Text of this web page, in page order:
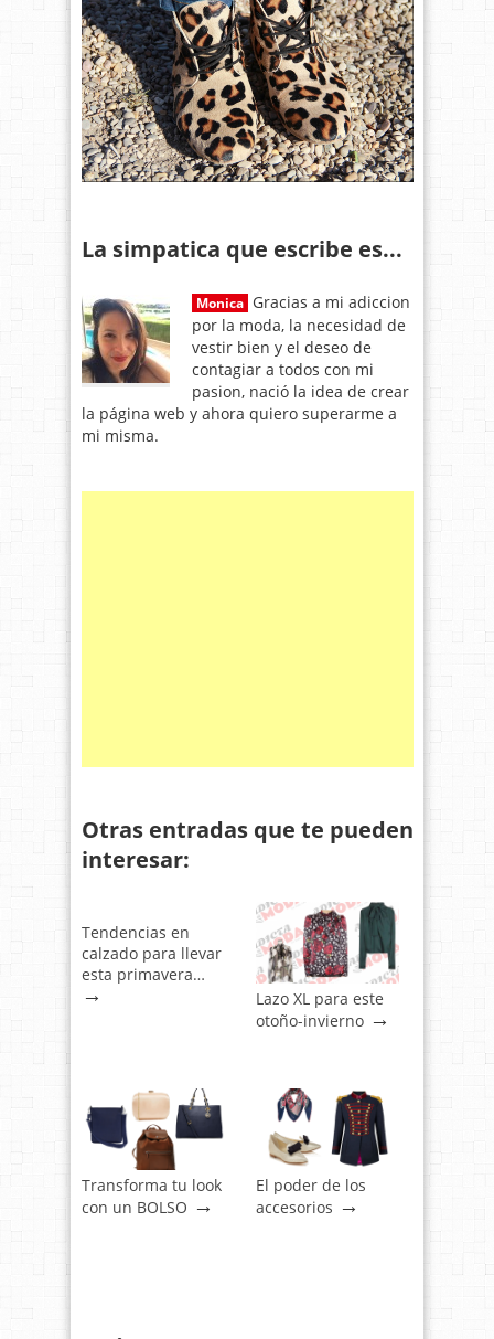
La simpatica que escribe es...
Monica Gracias a mi adiccion
por la moda, la necesidad de
vestir bien y el deseo de
contagiar a todos con mi
pasion, nació la idea de crear
la página web y ahora quiero superarme a
mi misma.
Otras entradas que te pueden
interesar:
Tendencias en
calzado para llevar
esta primavera…
→
Lazo XL para este
otoño-invierno →
Transforma tu look
con un BOLSO →
El poder de los
accesorios →